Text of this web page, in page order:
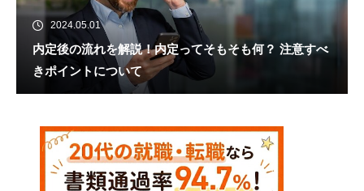
2024.05.01
内定後の流れを解説！内定ってそもそも何？ 注意すべ
きポイントについて